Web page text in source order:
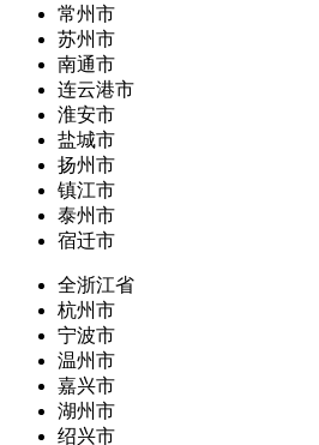
常州市
苏州市
南通市
连云港市
淮安市
盐城市
扬州市
镇江市
泰州市
宿迁市
全浙江省
杭州市
宁波市
温州市
嘉兴市
湖州市
绍兴市